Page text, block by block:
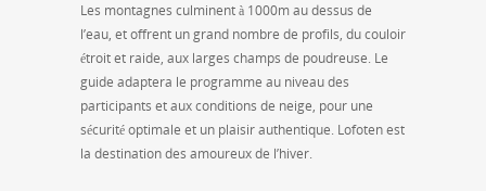
Les montagnes culminent à 1000m au dessus de
l’eau, et offrent un grand nombre de profils, du couloir
étroit et raide, aux larges champs de poudreuse. Le
guide adaptera le programme au niveau des
participants et aux conditions de neige, pour une
sécurité optimale et un plaisir authentique. Lofoten est
la destination des amoureux de l’hiver.